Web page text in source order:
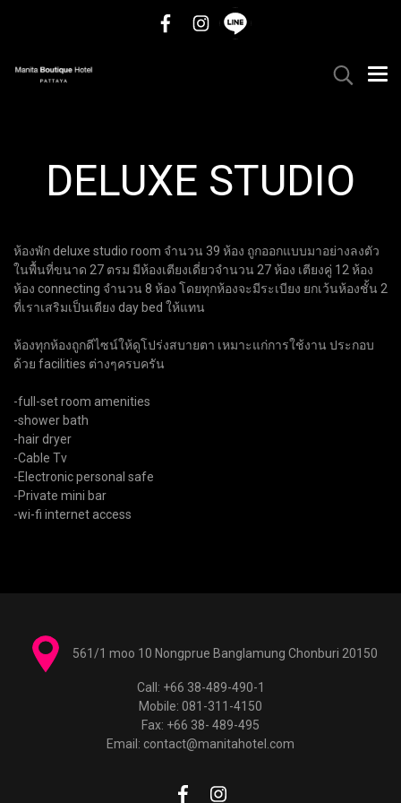
DELUXE STUDIO
ห้องพัก deluxe studio room จํานวน 39 ห้อง ถูกออกแบบมาอย่างลงตัว
ในพื้นที่ขนาด 27 ตรม มีห้องเตียงเดี่ยวจํานวน 27 ห้อง เตียงคู่ 12 ห้อง
ห้อง connecting จํานวน 8 ห้อง โดยทุกห้องจะมีระเบียง ยกเว้นห้องชั้น 2
ที่เราเสริมเป็นเตียง day bed ให้แทน
ห้องทุกห้องถูกดีไซน์ให้ดูโปร่งสบายตา เหมาะแก่การใช้งาน ประกอบ
ด้วย facilities ต่างๆครบครัน
-full-set room amenities
-shower bath
-hair dryer
-Cable Tv
-Electronic personal safe
-Private mini bar
-wi-fi internet access
561/1 moo 10 Nongprue Banglamung Chonburi 20150
Call: +66 38-489-490-1
Mobile: 081-311-4150
Fax: +66 38- 489-495
Email: contact@manitahotel.com